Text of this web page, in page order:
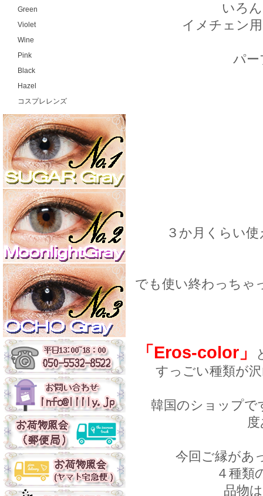
Green
Violet
Wine
Pink
Black
Hazel
コスプレレンズ
いろ
イメチェン
パ
３か月くらい
でも使い終わっちゃ
「Eros-color」
すっごい種類が
韓国のショップで
今回ご縁があ
４種類
品物